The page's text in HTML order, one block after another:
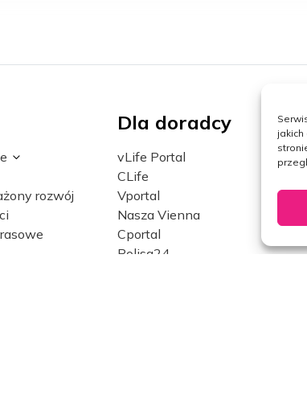
rozwój
Dla doradcy
vLife Portal
CLife
Vportal
Nasza Vienna
Cportal
Polisa24